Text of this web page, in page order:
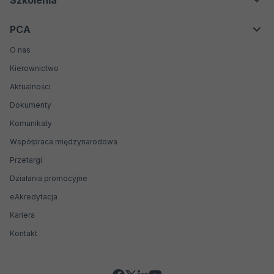
Weryfikatorzy środowiskowi EMAS
Organizatorzy badań biegłości
PCA
O nas
Kierownictwo
Aktualności
Dokumenty
Komunikaty
Współpraca międzynarodowa
Przetargi
Działania promocyjne
eAkredytacja
Kariera
Kontakt